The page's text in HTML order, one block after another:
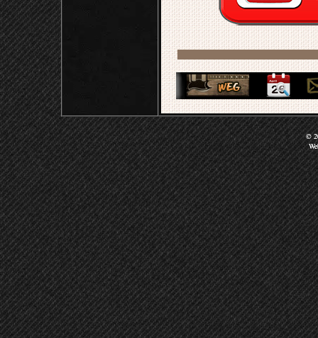
©